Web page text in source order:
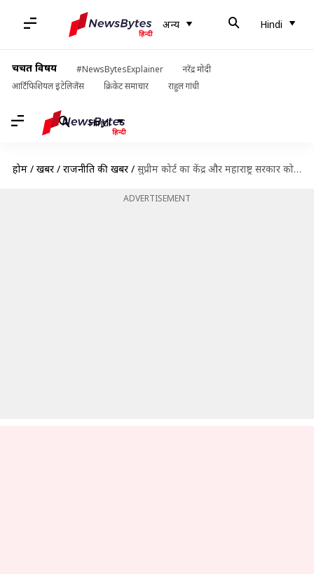
अन्य Hindi
चर्चित विषय #NewsBytesExplainer
नरेंद्र मोदी
आर्टिफिशियल इंटेलिजेंस
क्रिकेट समाचार राहुल गांधी
Hindi
होम / खबरें / राजनीति की खबरें / सुप्रीम कोर्ट का केंद्र और महाराष्ट्र सरकार को नोटिस, गवर्नर की चिठ्ठी पेश करने का आदेश
ADVERTISEMENT